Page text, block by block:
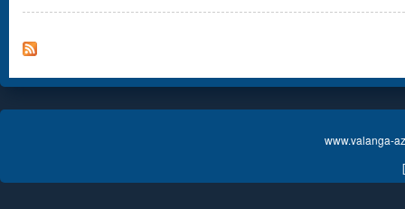
www.valanga-